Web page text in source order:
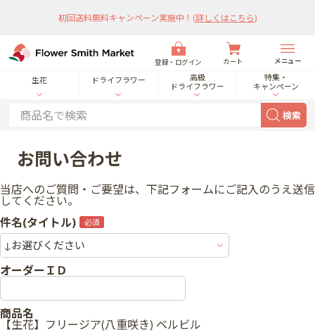
初回送料無料キャンペーン実施中！ (詳しくはこちら)
登録・ログイン カート メニュー
生花 ドライフラワー
高級
ドライフラワー
特集・
キャンペーン
検索
お問い合わせ
当店へのご質問・ご要望は、下記フォームにご記入のうえ送信
してください。
件名(タイトル)
オーダーＩＤ
商品名
【生花】フリージア(八重咲き) ベルビル